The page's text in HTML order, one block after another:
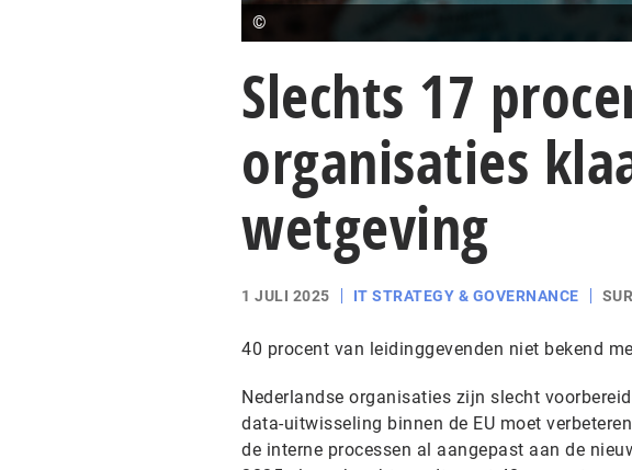
©
Slechts 17
organisaties
wetgeving
1 JULI 2025 IT STRATEGY & GOVERNANCE
40 procent van leidinggevenden niet bekend
Nederlandse organisaties zijn slecht
data-uitwisseling binnen de EU moet
de interne processen al aangepast aan de